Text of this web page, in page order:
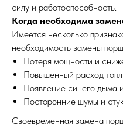
силу и работоспособность.
Когда необходима
Имеется несколько
необходимость замены
Потеря мощности и
Повышенный расход
Появление синего дыма
Посторонние шумы и
Своевременная замена